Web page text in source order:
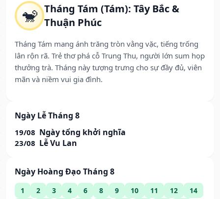
🐒 Tháng Tám (Tám): Tây Bắc &
Thuận Phúc
Tháng Tám mang ánh trăng tròn vằng vặc, tiếng trống
lân rộn rã. Trẻ thơ phá cỗ Trung Thu, người lớn sum họp
thưởng trà. Tháng này tượng trưng cho sự đầy đủ, viên
mãn và niềm vui gia đình.
Ngày Lễ Tháng 8
19/08 Ngày tổng khởi nghĩa
23/08 Lễ Vu Lan
Ngày Hoàng Đạo Tháng 8
1 2 3 4 6 8 9 10 11 12
14